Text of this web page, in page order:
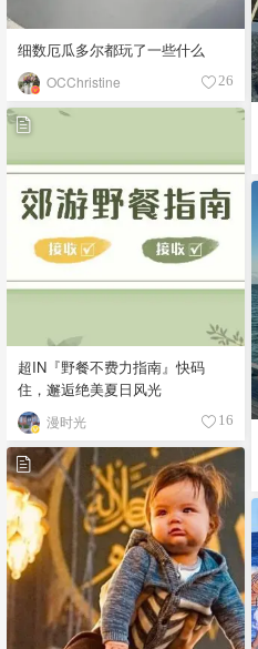
细数厄瓜多尔都玩了一些什么
OCChristine 26
超IN『野餐不费力指南』快码
住，邂逅绝美夏日风光
漫时光 16